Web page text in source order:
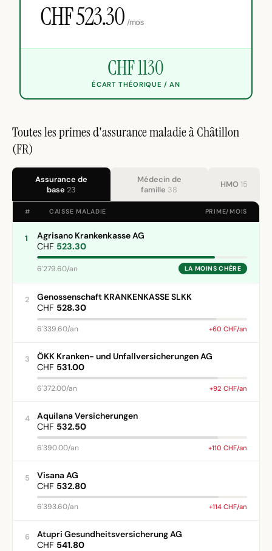
CHF 523.30 /mois
CHF 1130
ÉCART THÉORIQUE / AN
Toutes les primes d'assurance maladie à Châtillon
(FR)
Assurance de
base 23
Médecin de
famille 38 HMO 15
# CAISSE MALADIE PRIME/MOIS
1
Agrisano Krankenkasse AG
CHF 523.30
6'279.60/an LA MOINS CHÈRE
2
Genossenschaft KRANKENKASSE SLKK
CHF 528.30
6'339.60/an +60 CHF/an
3
ÖKK Kranken- und Unfallversicherungen AG
CHF 531.00
6'372.00/an +92 CHF/an
4
Aquilana Versicherungen
CHF 532.50
6'390.00/an +110 CHF/an
5
Visana AG
CHF 532.80
6'393.60/an +114 CHF/an
6
Atupri Gesundheitsversicherung AG
CHF 541.80